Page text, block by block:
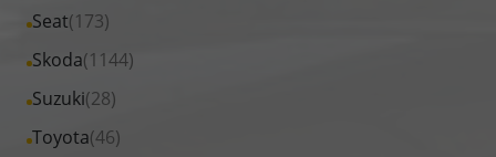
anzeigen
Peugeot
anzeigen
Fahrzeuge
Renault
anzeigen
Seat(173)
Alle
Fahrzeuge
Seat
anzeigen
Skoda(1144)
Alle
Fahrzeuge
Skoda
Suzuki(28)
Alle
Fahrzeuge
Toyota(46)
Alle